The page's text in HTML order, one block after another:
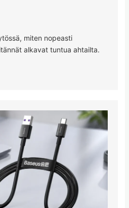
miten nopeasti
alkavat tuntua ahtailta.